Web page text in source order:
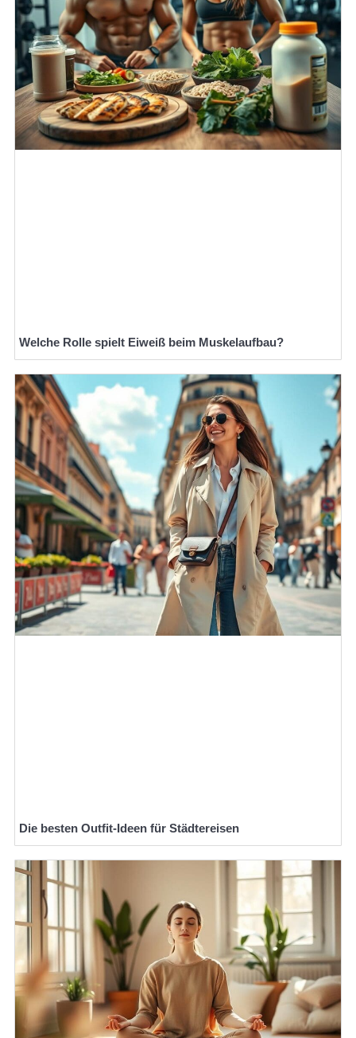
Welche Rolle spielt Eiweiß beim Muskelaufbau?
Die besten Outfit-Ideen für Städtereisen